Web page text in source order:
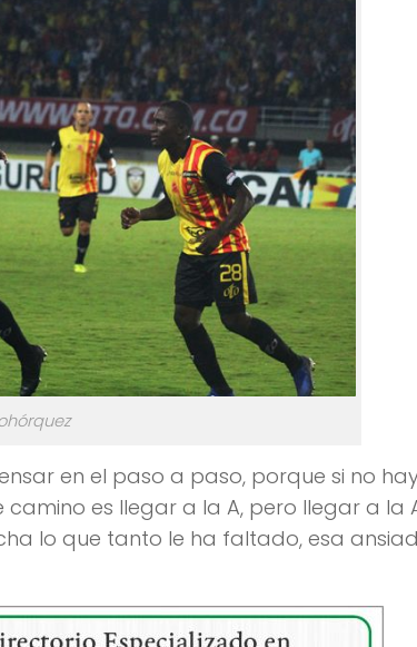
en el paso a paso, porque si no
es llegar a la A, pero llegar a la
lo que tanto le ha faltado, esa